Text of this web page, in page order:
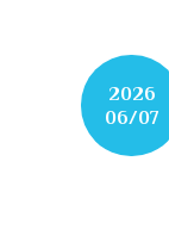
2026
06/07